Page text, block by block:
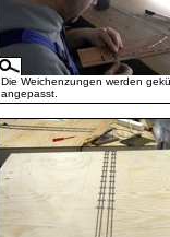
Die Weichenzungen werden
angepasst.